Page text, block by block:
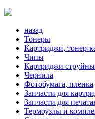
назад
Тонеры
Картриджи, тонер-
Чипы
Картриджи
Чернила
Фотобумага, пленка
Запчасти для
Запчасти для
Термоузлы и